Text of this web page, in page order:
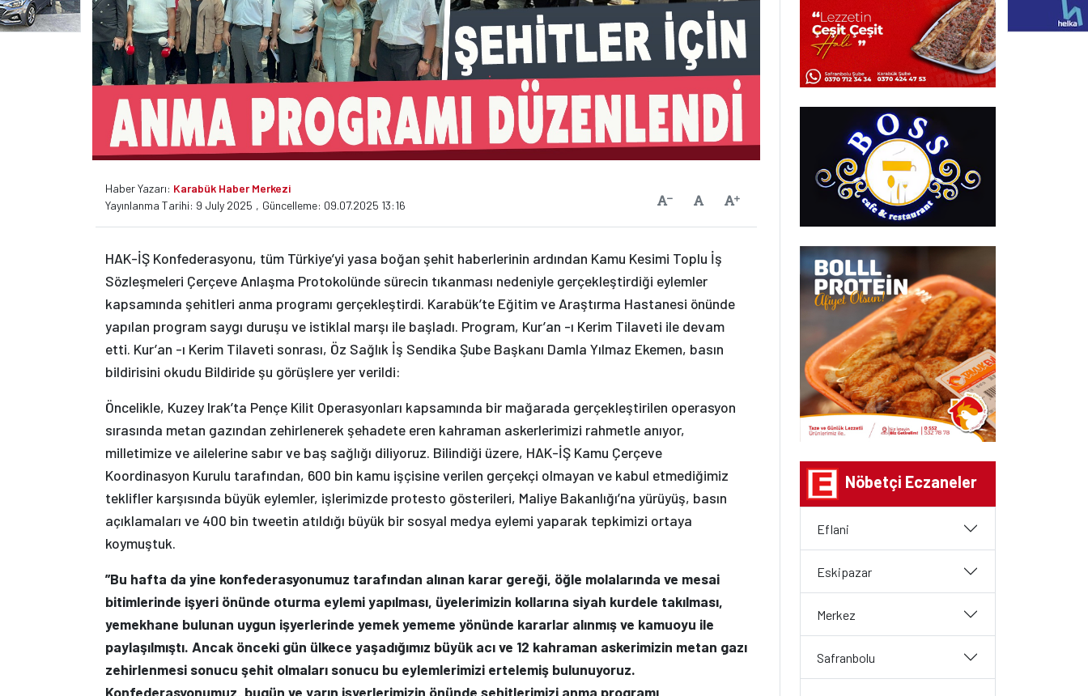
Haber Yazarı: Karabük Haber Merkezi
Yayınlanma Tarihi: 9 July 2025 , Güncelleme: 09.07.2025 13:16 Yazıyı KüçültVarsayılanYazıyı Büyüt
HAK-İŞ Konfederasyonu, tüm Türkiye’yi yasa boğan şehit haberlerinin ardından Kamu Kesimi Toplu İş
Sözleşmeleri Çerçeve Anlaşma Protokolünde sürecin tıkanması nedeniyle gerçekleştirdiği eylemler
kapsamında şehitleri anma programı gerçekleştirdi. Karabük’te Eğitim ve Araştırma Hastanesi önünde
yapılan program saygı duruşu ve istiklal marşı ile başladı. Program, Kur’an -ı Kerim Tilaveti ile devam
etti. Kur’an -ı Kerim Tilaveti sonrası, Öz Sağlık İş Sendika Şube Başkanı Damla Yılmaz Ekemen, basın
bildirisini okudu Bildiride şu görüşlere yer verildi:
Öncelikle, Kuzey Irak’ta Pençe Kilit Operasyonları kapsamında bir mağarada gerçekleştirilen operasyon
sırasında metan gazından zehirlenerek şehadete eren kahraman askerlerimizi rahmetle anıyor,
milletimize ve ailelerine sabır ve baş sağlığı diliyoruz. Bilindiği üzere, HAK-İŞ Kamu Çerçeve
Koordinasyon Kurulu tarafından, 600 bin kamu işçisine verilen gerçekçi olmayan ve kabul etmediğimiz
teklifler karşısında büyük eylemler, işlerimizde protesto gösterileri, Maliye Bakanlığı’na yürüyüş, basın
açıklamaları ve 400 bin tweetin atıldığı büyük bir sosyal medya eylemi yaparak tepkimizi ortaya
koymuştuk.
”Bu hafta da yine konfederasyonumuz tarafından alınan karar gereği, öğle molalarında ve mesai
bitimlerinde işyeri önünde oturma eylemi yapılması, üyelerimizin kollarına siyah kurdele takılması,
yemekhane bulunan uygun işyerlerinde yemek yememe yönünde kararlar alınmış ve kamuoyu ile
paylaşılmıştı. Ancak önceki gün ülkece yaşadığımız büyük acı ve 12 kahraman askerimizin metan gazı
zehirlenmesi sonucu şehit olmaları sonucu bu eylemlerimizi ertelemiş bulunuyoruz.
Konfederasyonumuz, bugün ve yarın işyerlerimizin önünde şehitlerimizi anma programı
Nöbetçi Eczaneler
Eflani
Eskipazar
Merkez
Safranbolu